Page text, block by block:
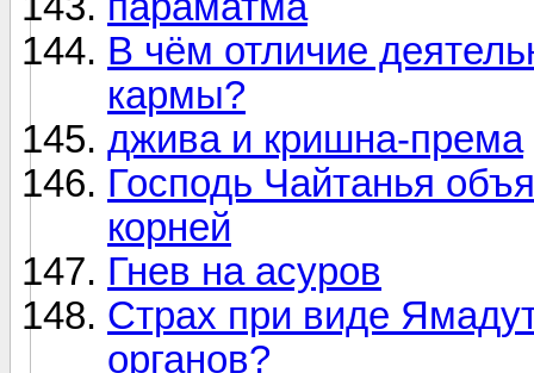
В чём отличие
кармы?
джива и кришна-према
Господь Чайтанья
корней
Гнев на асуров
Страх при виде
органов?